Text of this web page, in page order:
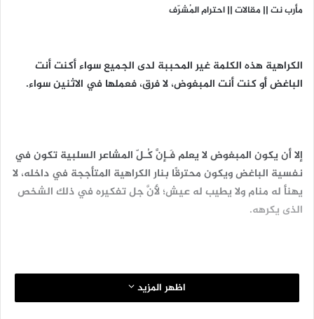
مأرب نت || مقالات || احترام المُشرّف
الكراهية هذه الكلمة غير المحببة لدى الجميع سواء أكنت أنت
الباغض أَو كنت أنت المبغوض، لا فرق، فعملها في الاثنين سواء.
إلا أن يكون المبغوض لا يعلم فَـإنَّ كُـلّ المشاعر السلبية تكون في
نفسية الباغض ويكون محترقًا بنار الكراهية المتأججة في داخله، لا
يهنأ له منام ولا يطيب له عيش؛ لأَنَّ جل تفكيره في ذلك الشخص
الذى يكرهه.
الكراهية شعور قاتل بل مميت، إنها أشد من الحسد؛ لأَنَّ الحاسد
يفكر بذلك الشيء الذى كان يريده وحصل عليه غيره.
اظهر المزيد